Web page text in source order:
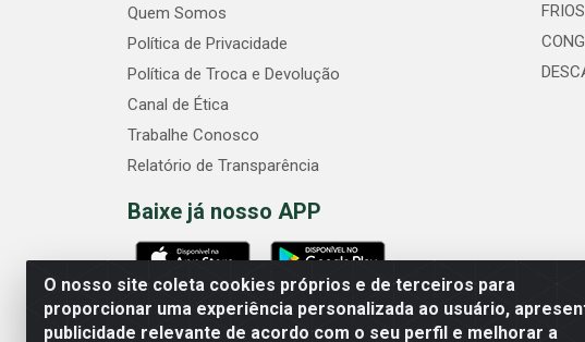
O nosso site coleta cookies próprios e de terceiros para
proporcionar uma experiência personalizada ao usuário,
publicidade relevante de acordo com o seu perfil e melhorar a
Quem Somos
Política de Privacidade
Política de Troca e Devolução
Canal de Ética
Trabalhe Conosco
Relatório de Transparência
Baixe já nosso APP
FRIOS
Comercial Diskpan Ltda - Av. Fernando